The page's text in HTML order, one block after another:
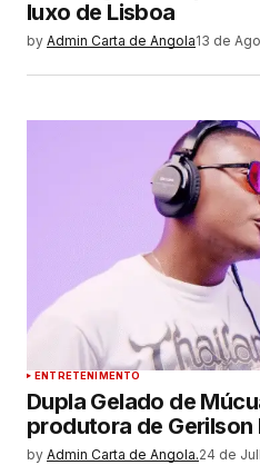
luxo de Lisboa
by Admin Carta de Angola13 de
ENTRETENIMENTO
Dupla Gelado de
produtora de Gerilson
by Admin Carta de Angola.24 de